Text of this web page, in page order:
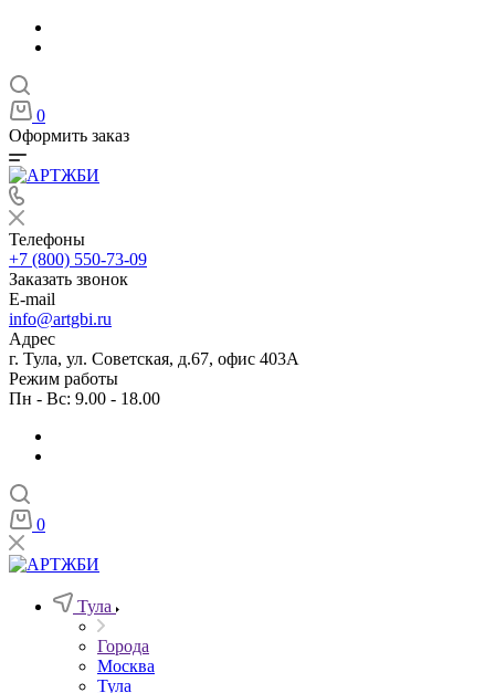
0
Оформить заказ
Телефоны
+7 (800) 550-73-09
Заказать звонок
E-mail
info@artgbi.ru
Адрес
г. Тула, ул. Советская, д.67, офис 403А
Режим работы
Пн - Вс: 9.00 - 18.00
0
Тула
Города
Москва
Тула